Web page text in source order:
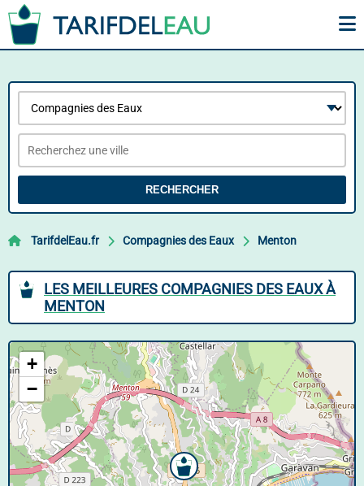
RECHERCHER
TarifdelEau.fr Compagnies des Eaux Menton
LES MEILLEURES COMPAGNIES DES EAUX À
MENTON
+
−